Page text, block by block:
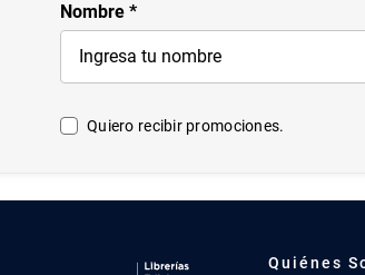
Nombre
Quiero recibir promociones.
Quiénes